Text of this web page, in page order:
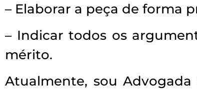
– Elaborar a peça de forma
– Indicar todos os
mérito.
Atualmente, sou